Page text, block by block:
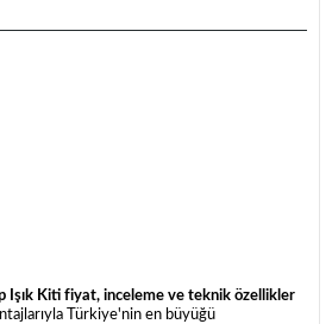
Işık Kiti fiyat, inceleme ve teknik özellikler
Türkiye'nin en büyüğü